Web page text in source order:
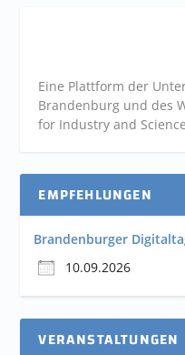
Eine Plattform der
Brandenburg und des
for Industry and Science
EMPFEHLUNGEN
Brandenburger
10.09.2026
VERANSTALTUNGEN